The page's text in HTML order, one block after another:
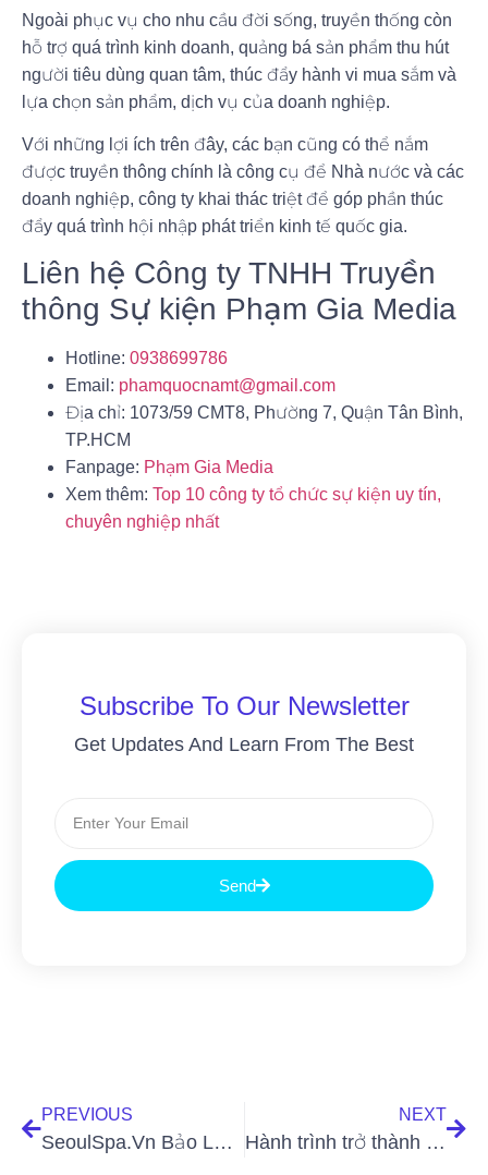
Ngoài phục vụ cho nhu cầu đời sống, truyền thống còn
hỗ trợ quá trình kinh doanh, quảng bá sản phẩm thu hút
người tiêu dùng quan tâm, thúc đẩy hành vi mua sắm và
lựa chọn sản phẩm, dịch vụ của doanh nghiệp.
Với những lợi ích trên đây, các bạn cũng có thể nắm
được truyền thông chính là công cụ để Nhà nước và các
doanh nghiệp, công ty khai thác triệt để góp phần thúc
đẩy quá trình hội nhập phát triển kinh tế quốc gia.
Liên hệ Công ty TNHH Truyền
thông Sự kiện Phạm Gia Media
Hotline: 0938699786
Email: phamquocnamt@gmail.com
Địa chỉ: 1073/59 CMT8, Phường 7, Quận Tân Bình,
TP.HCM
Fanpage: Phạm Gia Media
Xem thêm: Top 10 công ty tổ chức sự kiện uy tín,
chuyên nghiệp nhất
Subscribe To Our Newsletter
Get Updates And Learn From The Best
Send
PREVIOUS
SeoulSpa.Vn Bảo Lộc và Đà Lạt tái định vị thương hiệu thành Thẩm mỹ viện Seoul Center với sứ mệnh “Phụng sự từ tâm”
NEXT
Hành trình trở thành Quán quân Giải phun xăm mở rộng 2023 của Master Lyly từ To Uyen Eyebrows & Beauty